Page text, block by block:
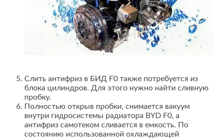
Слить антифриз в БИД F0 также потребуется из
блока цилиндров. Для этого нужно найти сливную
пробку.
Полностью открыв пробки, снимается вакуум
внутри гидросистемы радиатора BYD F0, а
антифриз самотеком сливается в емкость. По
состоянию использованной охлаждающей